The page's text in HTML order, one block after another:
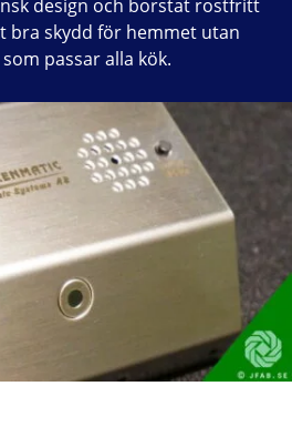
design och borstat rostfritt
bra skydd för hemmet utan
passar alla kök.